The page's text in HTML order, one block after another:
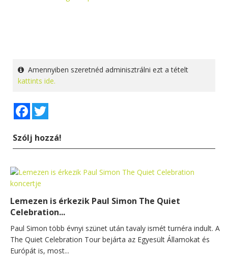
Amennyiben szeretnéd adminisztrálni ezt a tételt
kattints ide.
Facebook
Szólj hozzá!
Lemezen is érkezik Paul Simon The Quiet
Celebration...
Paul Simon több évnyi szünet után tavaly ismét turnéra indult. A
The Quiet Celebration Tour bejárta az Egyesült Államokat és
Európát is, most...